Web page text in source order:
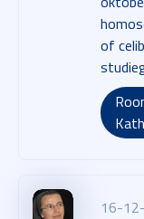
of
16-